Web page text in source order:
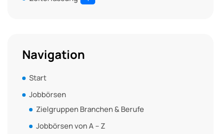
Navigation
Start
Jobbörsen
Zielgruppen Branchen & Berufe
Jobbörsen von A – Z